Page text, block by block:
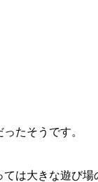
たそうです。
は大きな遊び場